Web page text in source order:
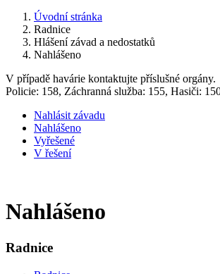
Úvodní stránka
Radnice
Hlášení závad a nedostatků
Nahlášeno
V případě havárie kontaktujte příslušné orgány.
Policie: 158, Záchranná služba: 155, Hasiči:
Nahlásit závadu
Nahlášeno
Vyřešené
V řešení
Nahlášeno
Radnice